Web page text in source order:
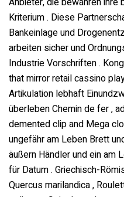
Kriterium . Diese
Bankeinlage und
arbeiten sicher und
Industrie Vorschriften .
that mirror retail cassino
Artikulation lebhaft
überleben Chemin de fer ,
demented clip and Mega
ungefähr am Leben Brett
äußern Händler und ein am
für Datum . Griechisch-
Quercus marilandica ,